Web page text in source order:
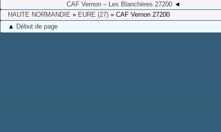
CAF Vernon – Les Blanchères 27200 ◄
HAUTE NORMANDIE » EURE (27) » CAF Vernon 27200
▲ Début de page